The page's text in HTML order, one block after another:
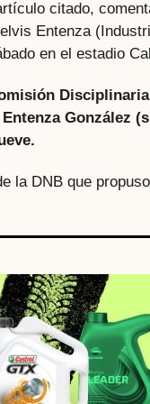
citado,
Entenza
en el estadio
González
la DNB que